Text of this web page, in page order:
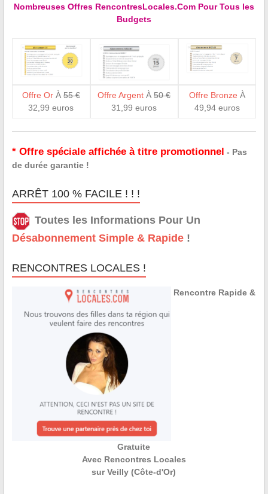
Nombreuses Offres RencontresLocales.Com Pour Tous les
Budgets
Offre OrÀ 55 €
32,99 euros
Offre Argent À50 €
31,99 euros
Offre Bronze À
49,94 euros
* Offre spéciale affichée à titre promotionnel - Pas
de durée garantie !
ARRÊT 100 % FACILE ! ! !
Toutes les Informations Pour Un
Désabonnement Simple & Rapide!
RENCONTRES LOCALES !
Rencontre Rapide &
Gratuite
Avec Rencontres Locales
sur Veilly (Côte-d'Or)